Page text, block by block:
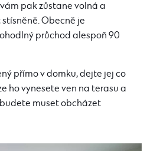
pak zůstane volná a
Obecně je
průchod alespoň 90
přímo v domku, dejte jej co
ho vynesete ven na terasu a
muset obcházet